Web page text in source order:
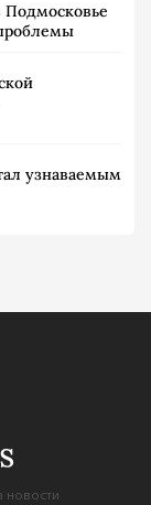
Подмосковье
узнаваемым
новости